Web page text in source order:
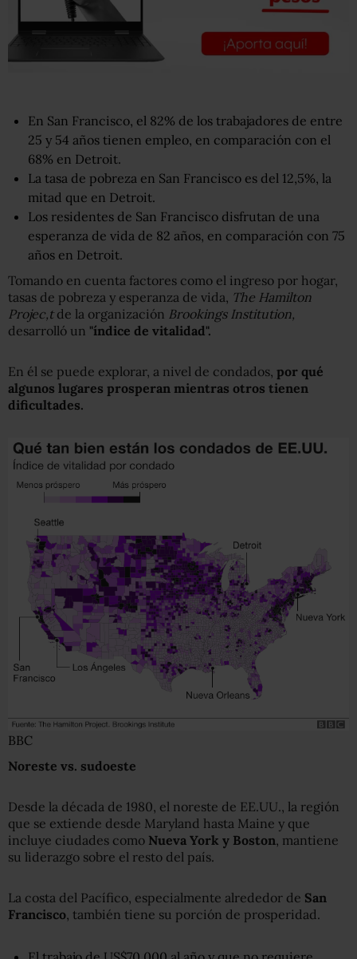
En San Francisco, el 82% de los trabajadores de entre
25 y 54 años tienen empleo, en comparación con el
68% en Detroit.
La tasa de pobreza en San Francisco es del 12,5%, la
mitad que en Detroit.
Los residentes de San Francisco disfrutan de una
esperanza de vida de 82 años, en comparación con 75
años en Detroit.
Tomando en cuenta factores como el ingreso por hogar,
tasas de pobreza y esperanza de vida, The Hamilton
Projec,tde la organización Brookings Institution,
desarrolló un "índice de vitalidad".
En él se puede explorar, a nivel de condados, por qué
algunos lugares prosperan mientras otros tienen
dificultades.
BBC
Noreste vs. sudoeste
Desde la década de 1980, el noreste de EE.UU., la región
que se extiende desde Maryland hasta Maine y que
incluye ciudades como Nueva York y Boston , mantiene
su liderazgo sobre el resto del país.
La costa del Pacífico, especialmente alrededor de San
Francisco , también tiene su porción de prosperidad.